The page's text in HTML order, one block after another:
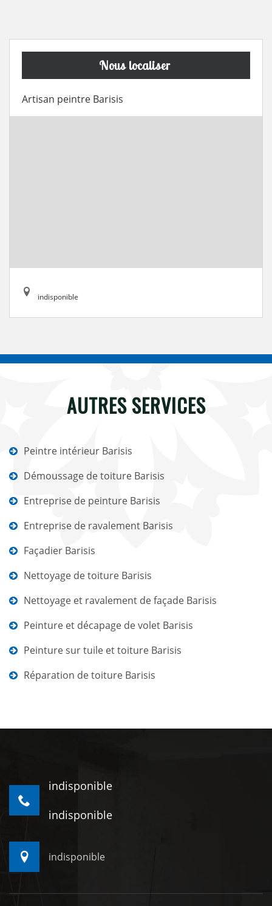
Nous localiser
Artisan peintre Barisis
indisponible
AUTRES SERVICES
Peintre intérieur Barisis
Démoussage de toiture Barisis
Entreprise de peinture Barisis
Entreprise de ravalement Barisis
Façadier Barisis
Nettoyage de toiture Barisis
Nettoyage et ravalement de façade Barisis
Peinture et décapage de volet Barisis
Peinture sur tuile et toiture Barisis
Réparation de toiture Barisis
indisponible
indisponible
indisponible